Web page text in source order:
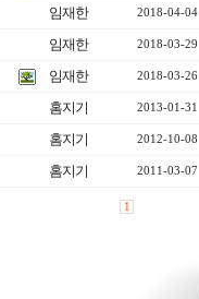
임재한 2018-04-04
임재한 2018-03-29
임재한 2018-03-26
홈지기 2013-01-31
홈지기 2012-10-08
홈지기 2011-03-07
1